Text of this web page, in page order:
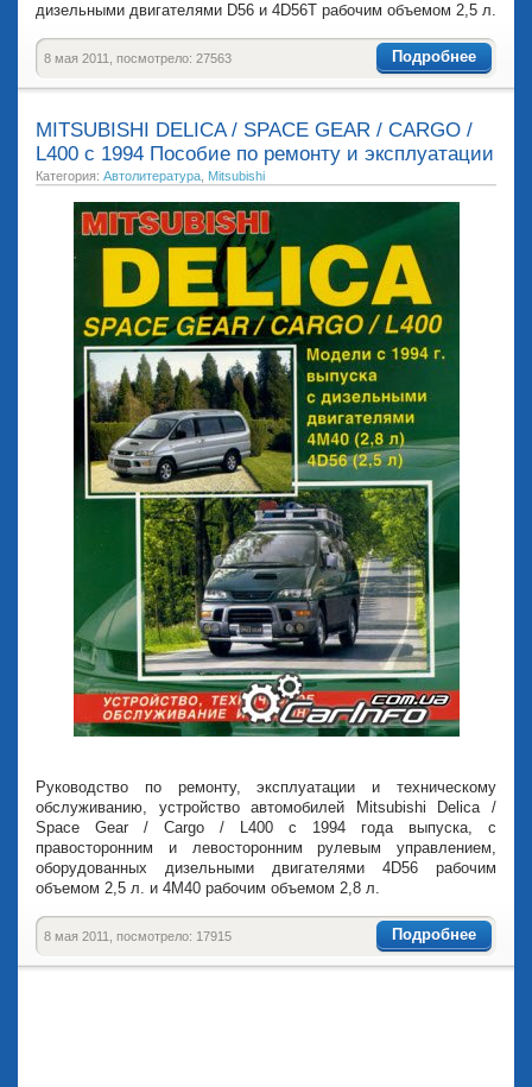
дизельными двигателями D56 и 4D56Т рабочим объемом 2,5 л.
Подробнее
8 мая 2011, посмотрело: 27563
MITSUBISHI DELICA / SPACE GEAR / CARGO /
L400 с 1994 Пособие по ремонту и эксплуатации
Категория: Автолитература Mitsubishi
Руководство по ремонту, эксплуатации и техническому
обслуживанию, устройство автомобилей Mitsubishi Delica /
Space Gear / Cargo / L400 с 1994 года выпуска, с
правосторонним и левосторонним рулевым управлением,
оборудованных дизельными двигателями 4D56 рабочим
объемом 2,5 л. и 4М40 рабочим объемом 2,8 л.
Подробнее
8 мая 2011, посмотрело: 17915